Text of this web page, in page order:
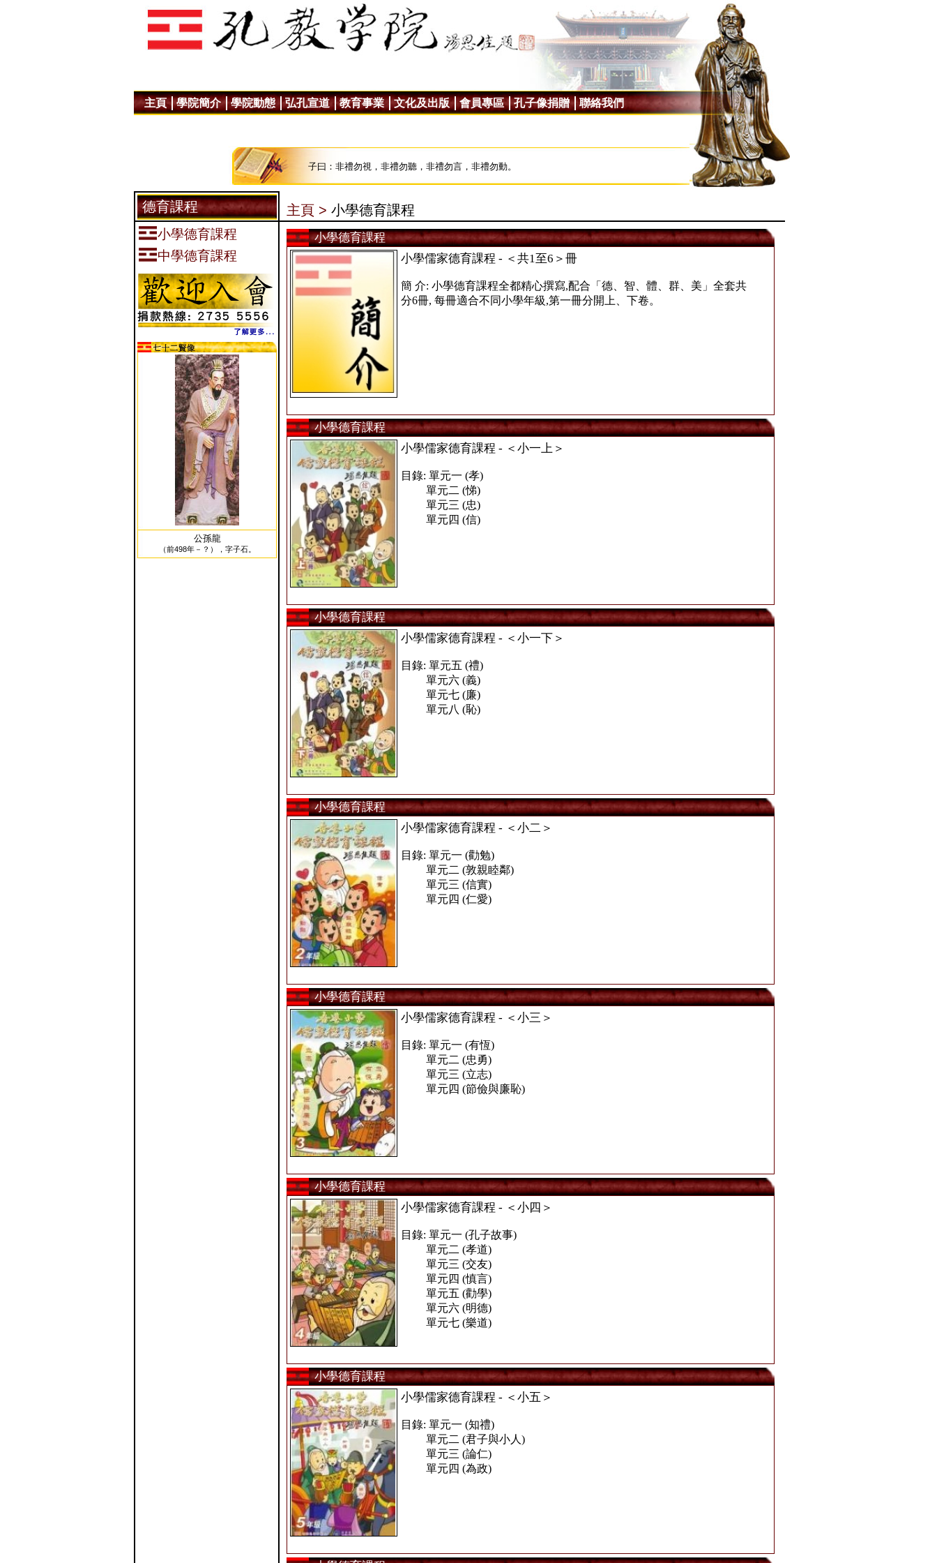
主頁 學院簡介 學院動態 弘孔宣道 教育事業 文化及出版 會員專區 孔子像捐贈 聯絡我們
子曰：非禮勿視，非禮勿聽，非禮勿言，非禮勿動。
德育課程
小學德育課程
中學德育課程
公孫龍
（前498年－？），字子石。
主頁 > 小學德育課程
小學德育課程
小學儒家德育課程 - ＜共1至6＞冊
簡 介: 小學德育課程全都精心撰寫,配合「德、智、體、群、美」全套共
分6冊, 每冊適合不同小學年級,第一冊分開上、下卷。
小學德育課程
小學儒家德育課程 - ＜小一上＞
目錄: 單元一 (孝)
單元二 (悌)
單元三 (忠)
單元四 (信)
小學德育課程
小學儒家德育課程 - ＜小一下＞
目錄: 單元五 (禮)
單元六 (義)
單元七 (廉)
單元八 (恥)
小學德育課程
小學儒家德育課程 - ＜小二＞
目錄: 單元一 (勸勉)
單元二 (敦親睦鄰)
單元三 (信實)
單元四 (仁愛)
小學德育課程
小學儒家德育課程 - ＜小三＞
目錄: 單元一 (有恆)
單元二 (忠勇)
單元三 (立志)
單元四 (節儉與廉恥)
小學德育課程
小學儒家德育課程 - ＜小四＞
目錄: 單元一 (孔子故事)
單元二 (孝道)
單元三 (交友)
單元四 (慎言)
單元五 (勸學)
單元六 (明德)
單元七 (樂道)
小學德育課程
小學儒家德育課程 - ＜小五＞
目錄: 單元一 (知禮)
單元二 (君子與小人)
單元三 (論仁)
單元四 (為政)